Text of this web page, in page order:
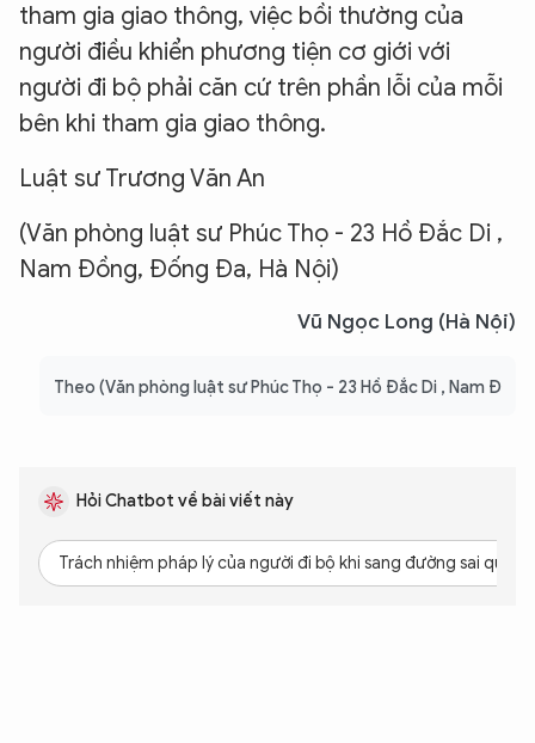
tham gia giao thông, việc bồi thường của
người điều khiển phương tiện cơ giới với
người đi bộ phải căn cứ trên phần lỗi của mỗi
bên khi tham gia giao thông.
Luật sư Trương Văn An
(Văn phòng luật sư Phúc Thọ - 23 Hồ Đắc Di ,
Nam Đồng, Đống Đa, Hà Nội)
Vũ Ngọc Long (Hà Nội)
Theo (Văn phòng luật sư Phúc Thọ - 23 Hồ Đắc Di , Nam Đ
Hỏi Chatbot về bài viết này
Trách nhiệm pháp lý của người đi bộ khi sang đường sai quy